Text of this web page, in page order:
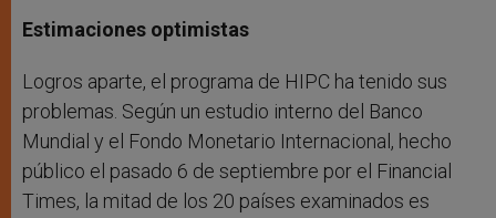
Estimaciones optimistas
Logros aparte, el programa de HIPC ha tenido sus
problemas. Según un estudio interno del Banco
Mundial y el Fondo Monetario Internacional, hecho
público el pasado 6 de septiembre por el Financial
Times, la mitad de los 20 países examinados es